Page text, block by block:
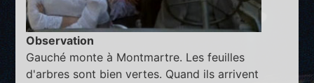
Observation
Gauché monte à Montmartre. Les feuilles
d'arbres sont bien vertes. Quand ils arrivent